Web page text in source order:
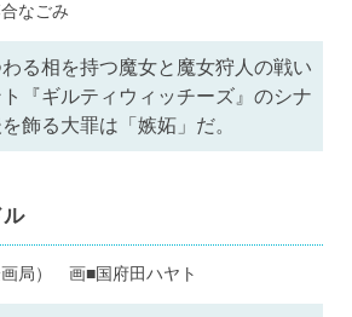
なごみ
る相を持つ魔女と魔女狩人の戦い
『ギルティウィッチーズ』のシナ
飾る大罪は「嫉妬」だ。
ル
局） 画■国府田ハヤト